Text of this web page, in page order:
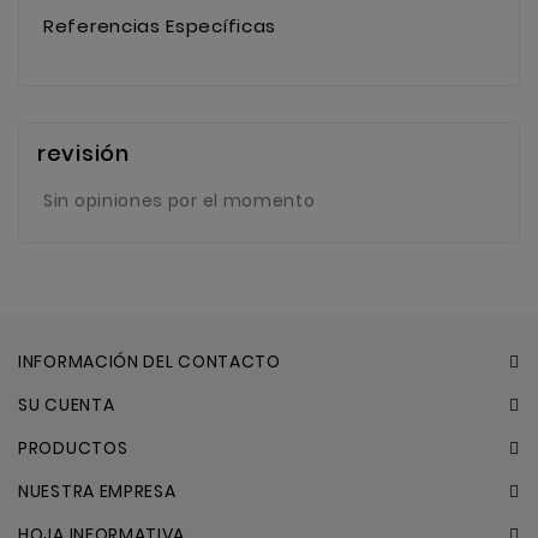
Referencias Específicas
revisión
Sin opiniones por el momento
INFORMACIÓN DEL CONTACTO
SU CUENTA
PRODUCTOS
NUESTRA EMPRESA